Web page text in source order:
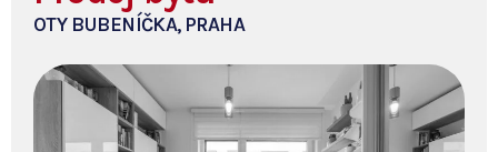
OTY BUBENÍČKA, PRAHA